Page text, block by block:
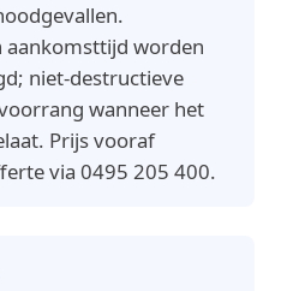
aankomsttijd worden
niet-destructieve
wanneer het
Prijs vooraf
via 0495 205 400.